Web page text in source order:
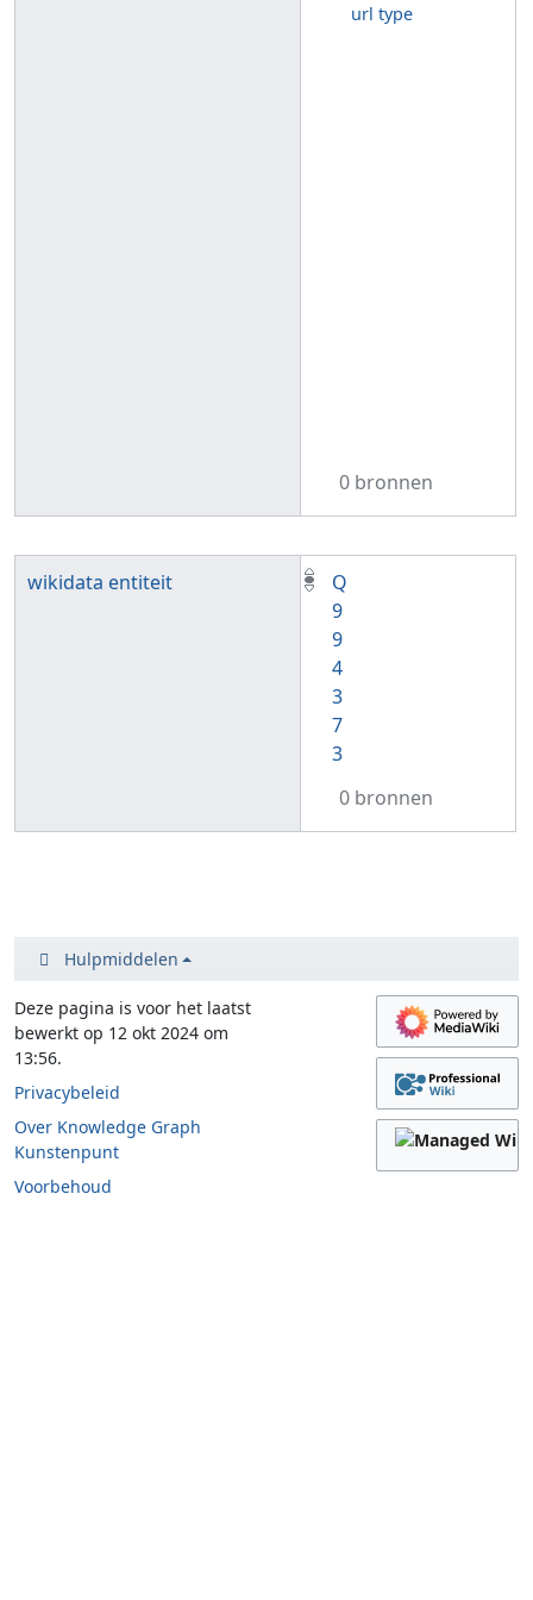
url type
0 bronnen
wikidata entiteit
Q
9
9
4
3
7
3
0 bronnen
Hulpmiddelen
Deze pagina is voor het laatst
bewerkt op 12 okt 2024 om
13:56.
Privacybeleid
Over Knowledge Graph
Kunstenpunt
Voorbehoud